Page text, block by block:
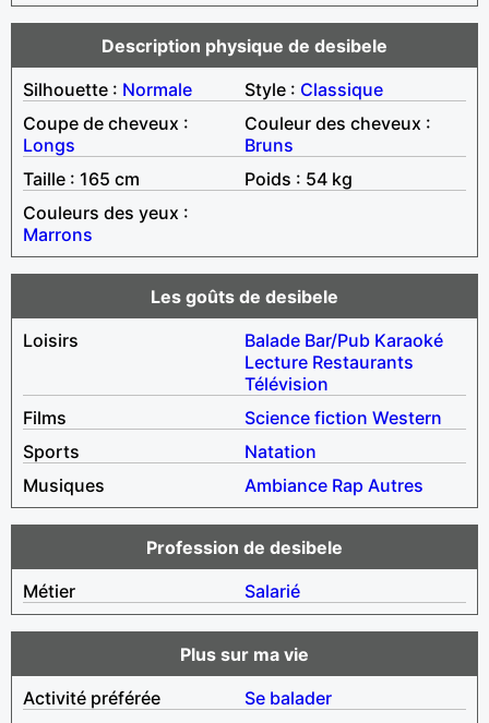
Description physique de desibele
Silhouette : Normale Style : Classique
Coupe de cheveux :
Longs
Couleur des cheveux :
Bruns
Taille : 165 cm
Poids : 54 kg
Couleurs des yeux :
Marrons
Les goûts de desibele
Loisirs
Balade Bar/Pub Karaoké
Lecture Restaurants
Télévision
Films
Science fiction Western
Sports
Natation
Musiques
Ambiance Rap Autres
Profession de desibele
Métier
Salarié
Plus sur ma vie
Activité préférée
Se balader